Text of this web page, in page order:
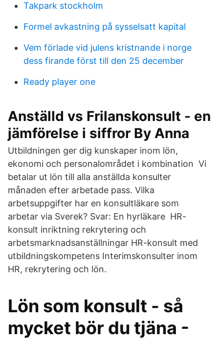
Takpark stockholm
Formel avkastning på sysselsatt kapital
Vem förlade vid julens kristnande i norge
dess firande först till den 25 december
Ready player one
Anställd vs Frilanskonsult - en
jämförelse i siffror By Anna
Utbildningen ger dig kunskaper inom lön,
ekonomi och personalområdet i kombination Vi
betalar ut lön till alla anställda konsulter
månaden efter arbetade pass. Vilka
arbetsuppgifter har en konsultläkare som
arbetar via Sverek? Svar: En hyrläkare​ HR-
konsult inriktning rekrytering och
arbetsmarknadsanställningar HR-konsult med
utbildningskompetens Interimskonsulter inom
HR, rekrytering och lön.
Lön som konsult - så
mycket bör du tjäna -